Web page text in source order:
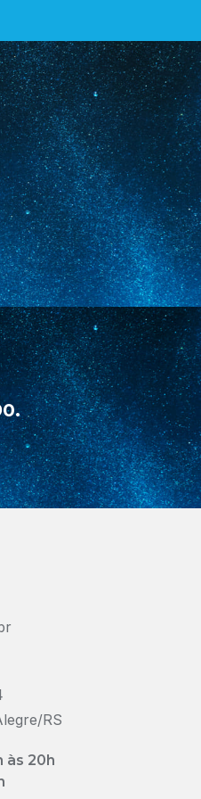
RS
às 20h